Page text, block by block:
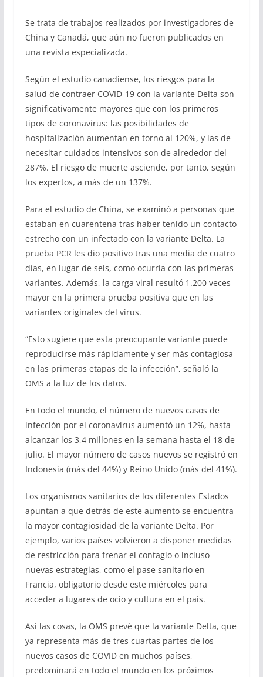
Se trata de trabajos realizados por investigadores de
China y Canadá, que aún no fueron publicados en
una revista especializada.
Según el estudio canadiense, los riesgos para la
salud de contraer COVID-19 con la variante Delta son
significativamente mayores que con los primeros
tipos de coronavirus: las posibilidades de
hospitalización aumentan en torno al 120%, y las de
necesitar cuidados intensivos son de alrededor del
287%. El riesgo de muerte asciende, por tanto, según
los expertos, a más de un 137%.
Para el estudio de China, se examinó a personas que
estaban en cuarentena tras haber tenido un contacto
estrecho con un infectado con la variante Delta. La
prueba PCR les dio positivo tras una media de cuatro
días, en lugar de seis, como ocurría con las primeras
variantes. Además, la carga viral resultó 1.200 veces
mayor en la primera prueba positiva que en las
variantes originales del virus.
“Esto sugiere que esta preocupante variante puede
reproducirse más rápidamente y ser más contagiosa
en las primeras etapas de la infección”, señaló la
OMS a la luz de los datos.
En todo el mundo, el número de nuevos casos de
infección por el coronavirus aumentó un 12%, hasta
alcanzar los 3,4 millones en la semana hasta el 18 de
julio. El mayor número de casos nuevos se registró en
Indonesia (más del 44%) y Reino Unido (más del 41%).
Los organismos sanitarios de los diferentes Estados
apuntan a que detrás de este aumento se encuentra
la mayor contagiosidad de la variante Delta. Por
ejemplo, varios países volvieron a disponer medidas
de restricción para frenar el contagio o incluso
nuevas estrategias, como el pase sanitario en
Francia, obligatorio desde este miércoles para
acceder a lugares de ocio y cultura en el país.
Así las cosas, la OMS prevé que la variante Delta, que
ya representa más de tres cuartas partes de los
nuevos casos de COVID en muchos países,
predominará en todo el mundo en los próximos